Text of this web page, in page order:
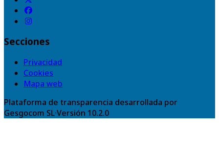
Secciones
Privacidad
Cookies
Mapa web
Plataforma de transparencia desarrollada por
Gesgocom SL·Versión 10.2.0